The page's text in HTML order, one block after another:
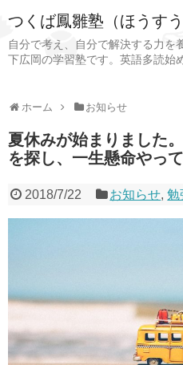
つくば鳳雛塾（ほうすう
自分で考え、自分で解決する力を
下広岡の学習塾です。英語多読始
ホーム お知らせ
夏休みが始まりました
を探し、一生懸命やっ
2018/7/22 お知らせ,勉